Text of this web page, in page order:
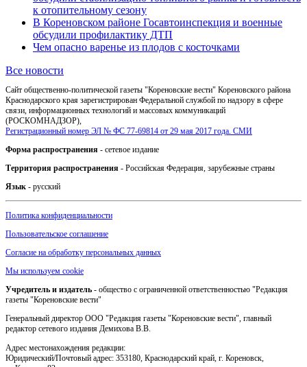
к отопительному сезону
В Кореновском районе Госавтоинспекция и военные
обсудили профилактику ДТП
Чем опасно варенье из плодов с косточками
Все новости
Сайт общественно-политической газеты "Кореновские вести" Кореновского района
Краснодарского края зарегистрирован Федеральной службой по надзору в сфере
связи, информационных технологий и массовых коммуникаций
(РОСКОМНАДЗОР),
Регистрационный номер ЭЛ № ФС 77-69814 от 29 мая 2017 года. СМИ
Форма распространения - сетевое издание
Территория распространения - Российская Федерация, зарубежные страны
Язык - русский
Политика конфиденциальности
Пользовательское соглашение
Согласие на обработку персональных данных
Мы используем cookie
Учредитель и издатель - общество с ограниченной ответственностью "Редакция
газеты "Кореновские вести"
Генеральный директор ООО "Редакция газеты "Кореновские вести", главный
редактор сетевого издания Демихова В.В.
Адрес местонахождения редакции:
Юридический/Почтовый адрес: 353180, Краснодарский край, г. Кореновск,